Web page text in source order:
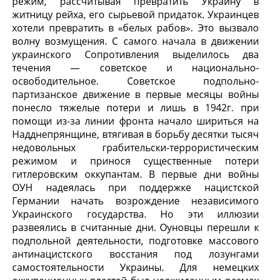
житницу рейха, его сырьевой придаток. Украинцев
хотели превратить в «белых рабов». Это вызвало
волну возмущения. С самого начала в движении
украинского Сопротивления выделилось два
течения — советское и национально-
освободительное. Советское подпольно-
партизанское движение в первые месяцы войны
понесло тяжелые потери и лишь в 1942г. при
помощи из-за линии фронта начало шириться на
Надднепрянщине, втягивая в борьбу десятки тысяч
недовольных грабительски-террористическим
режимом и принося существенные потери
гитлеровским оккупантам. В первые дни войны
ОУН надеялась при поддержке нацистской
Германии начать возрождение независимого
Украинского государства. Но эти иллюзии
развеялись в считанные дни. Оуновцы перешли к
подпольной деятельности, подготовке массового
антинацистского восстания под лозунгами
самостоятельности Украины. Для немецких